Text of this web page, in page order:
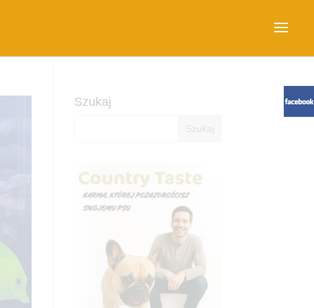
Szukaj